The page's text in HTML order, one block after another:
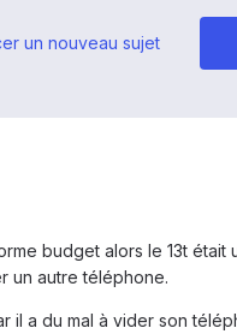
un nouveau sujet
budget alors le 13t
un autre téléphone.
il a du mal à vider son